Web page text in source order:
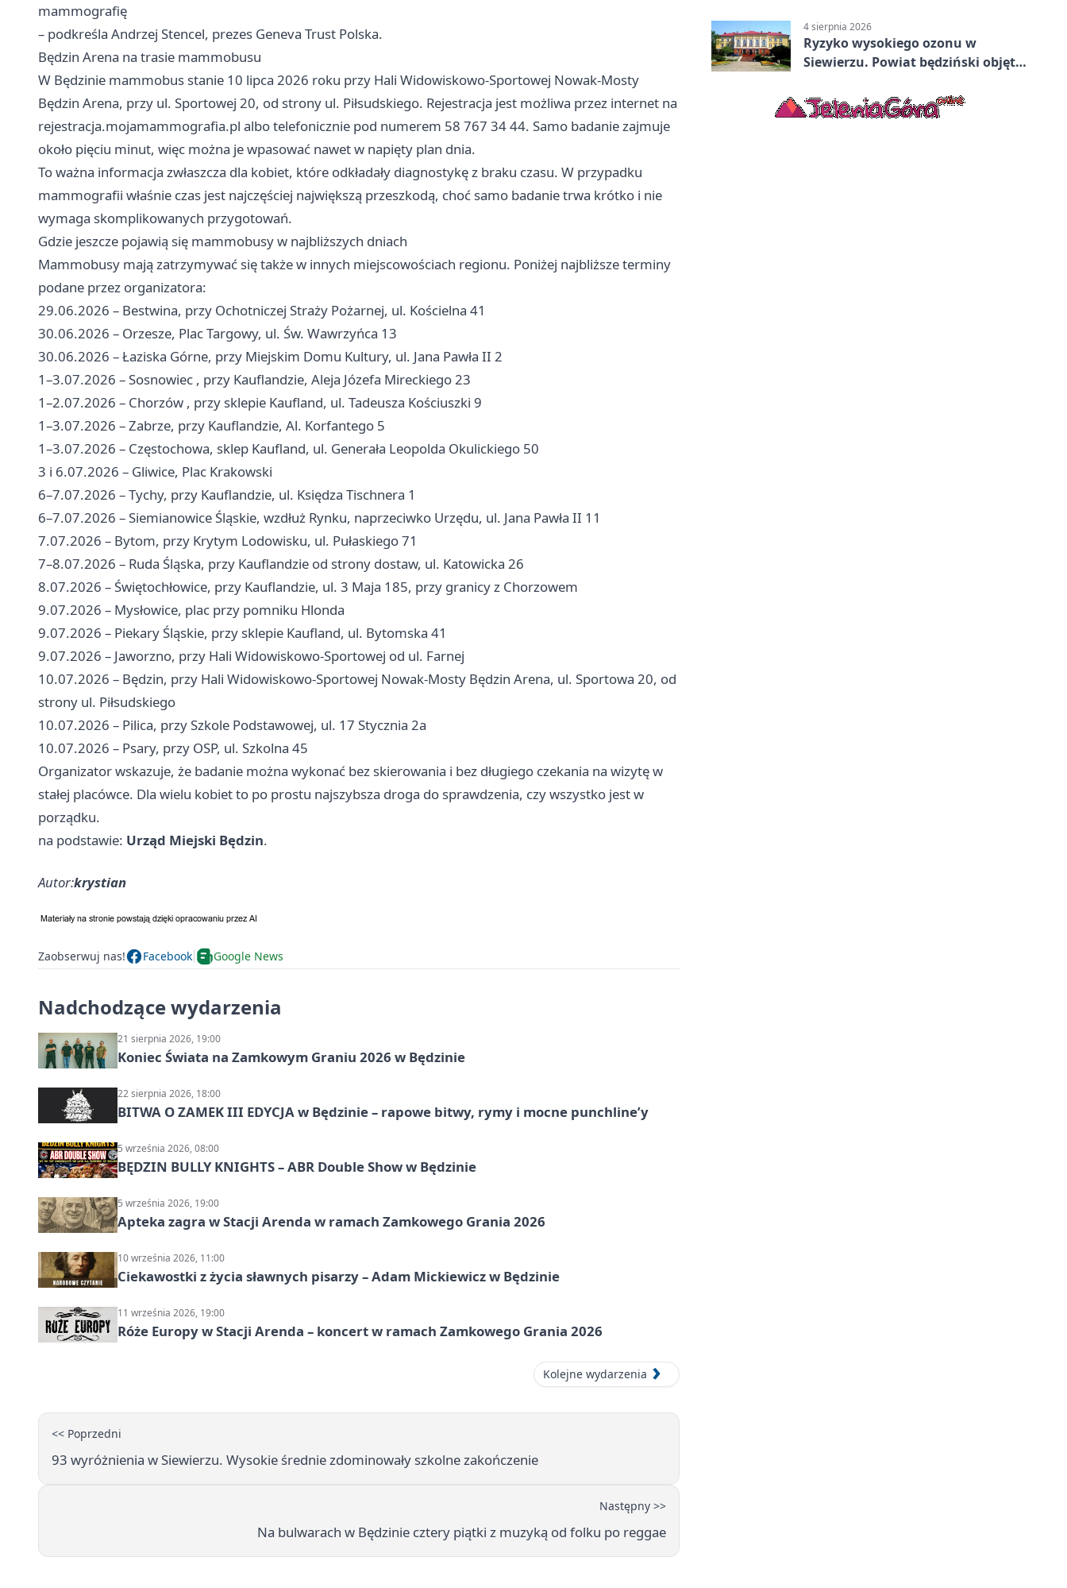
mammografię
– podkreśla Andrzej Stencel, prezes Geneva Trust Polska.
Będzin Arena na trasie mammobusu
W Będzinie mammobus stanie 10 lipca 2026 roku przy Hali Widowiskowo-Sportowej Nowak-Mosty
Będzin Arena, przy ul. Sportowej 20, od strony ul. Piłsudskiego. Rejestracja jest możliwa przez internet na
rejestracja.mojamammografia.pl albo telefonicznie pod numerem 58 767 34 44. Samo badanie zajmuje
około pięciu minut, więc można je wpasować nawet w napięty plan dnia.
To ważna informacja zwłaszcza dla kobiet, które odkładały diagnostykę z braku czasu. W przypadku
mammografii właśnie czas jest najczęściej największą przeszkodą, choć samo badanie trwa krótko i nie
wymaga skomplikowanych przygotowań.
Gdzie jeszcze pojawią się mammobusy w najbliższych dniach
Mammobusy mają zatrzymywać się także w innych miejscowościach regionu. Poniżej najbliższe terminy
podane przez organizatora:
29.06.2026 – Bestwina, przy Ochotniczej Straży Pożarnej, ul. Kościelna 41
30.06.2026 – Orzesze, Plac Targowy, ul. Św. Wawrzyńca 13
30.06.2026 – Łaziska Górne, przy Miejskim Domu Kultury, ul. Jana Pawła II 2
1–3.07.2026 –Sosnowiec , przy Kauflandzie, Aleja Józefa Mireckiego 23
1–2.07.2026 – Chorzów , przy sklepie Kaufland, ul. Tadeusza Kościuszki 9
1–3.07.2026 – Zabrze, przy Kauflandzie, Al. Korfantego 5
1–3.07.2026 – Częstochowa, sklep Kaufland, ul. Generała Leopolda Okulickiego 50
3 i 6.07.2026 – Gliwice, Plac Krakowski
6–7.07.2026 – Tychy, przy Kauflandzie, ul. Księdza Tischnera 1
6–7.07.2026 – Siemianowice Śląskie, wzdłuż Rynku, naprzeciwko Urzędu, ul. Jana Pawła II 11
7.07.2026 – Bytom, przy Krytym Lodowisku, ul. Pułaskiego 71
7–8.07.2026 – Ruda Śląska, przy Kauflandzie od strony dostaw, ul. Katowicka 26
8.07.2026 – Świętochłowice, przy Kauflandzie, ul. 3 Maja 185, przy granicy z Chorzowem
9.07.2026 – Mysłowice, plac przy pomniku Hlonda
9.07.2026 – Piekary Śląskie, przy sklepie Kaufland, ul. Bytomska 41
9.07.2026 – Jaworzno, przy Hali Widowiskowo-Sportowej od ul. Farnej
10.07.2026 – Będzin, przy Hali Widowiskowo-Sportowej Nowak-Mosty Będzin Arena, ul. Sportowa 20, od
strony ul. Piłsudskiego
10.07.2026 – Pilica, przy Szkole Podstawowej, ul. 17 Stycznia 2a
10.07.2026 – Psary, przy OSP, ul. Szkolna 45
Organizator wskazuje, że badanie można wykonać bez skierowania i bez długiego czekania na wizytę w
stałej placówce. Dla wielu kobiet to po prostu najszybsza droga do sprawdzenia, czy wszystko jest w
porządku.
na podstawie: Urząd Miejski Będzin.
Autor:krystian
Zaobserwuj nas! Facebook Google News
Nadchodzące wydarzenia
21 sierpnia 2026, 19:00
Koniec Świata na Zamkowym Graniu 2026 w Będzinie
22 sierpnia 2026, 18:00
BITWA O ZAMEK III EDYCJA w Będzinie – rapowe bitwy, rymy i mocne punchline’y
5 września 2026, 08:00
BĘDZIN BULLY KNIGHTS – ABR Double Show w Będzinie
5 września 2026, 19:00
Apteka zagra w Stacji Arenda w ramach Zamkowego Grania 2026
10 września 2026, 11:00
Ciekawostki z życia sławnych pisarzy – Adam Mickiewicz w Będzinie
11 września 2026, 19:00
Róże Europy w Stacji Arenda – koncert w ramach Zamkowego Grania 2026
Kolejne wydarzenia
<< Poprzedni
93 wyróżnienia w Siewierzu. Wysokie średnie zdominowały szkolne zakończenie
Następny >>
Na bulwarach w Będzinie cztery piątki z muzyką od folku po reggae
4 sierpnia 2026
Ryzyko wysokiego ozonu w
Siewierzu. Powiat będziński objęty